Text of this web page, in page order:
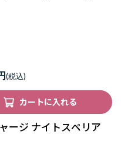
カートに入れる
ージ ナイトスペリア